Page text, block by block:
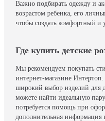
Важно подбирать одежду и
возрастом ребенка, его
чтобы создать комфортный и
Где купить детские
Мы рекомендуем покупать
интернет-магазине
широкий выбор изделий для
можете найти идеальную
потребуется помощь при
дополнительная информация